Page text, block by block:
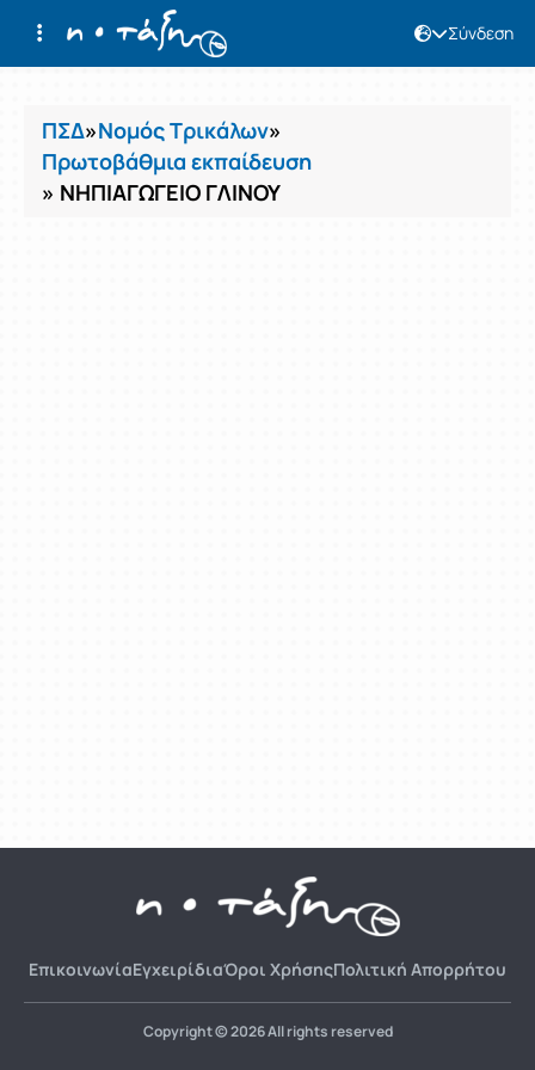
Σύνδεση
Μαθήματα
ΠΣΔ»Νομός Τρικάλων»
Πρωτοβάθμια εκπαίδευση
» ΝΗΠΙΑΓΩΓΕΙΟ ΓΛΙΝΟΥ
ΕπικοινωνίαΕγχειρίδιαΌροι ΧρήσηςΠολιτική Απορρήτου
Copyright © 2026 All rights reserved